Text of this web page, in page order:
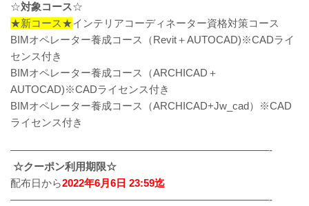
☆対象コース☆​
★新コース★インテリアコーディネーター資格対策コース
BIMオペレーター養成コース（Revit＋AUTOCAD)※CADライ
センス付き
BIMオペレーター養成コース（ARCHICAD＋
AUTOCAD)※CADライセンス付き
BIMオペレーター養成コース（ARCHICAD+Jw_cad）※CAD
ライセンス付き
—————————————————————————-
☆クーポン利用期限☆
配布日から2022年6月6日 23:59迄
—————————————————————————-